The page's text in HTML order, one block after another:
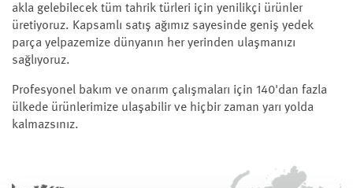
akla gelebilecek tüm tahrik türleri için yenilikçi ürünler
üretiyoruz. Kapsamlı satış ağımız sayesinde geniş yedek
parça yelpazemize dünyanın her yerinden ulaşmanızı
sağlıyoruz.
Profesyonel bakım ve onarım çalışmaları için 140'dan fazla
ülkede ürünlerimize ulaşabilir ve hiçbir zaman yarı yolda
kalmazsınız.